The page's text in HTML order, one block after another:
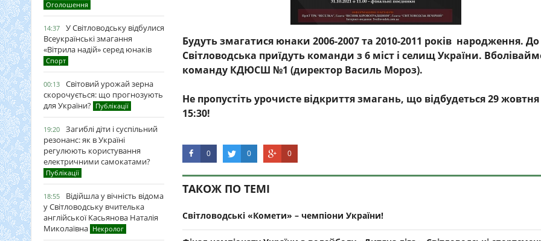
Оголошення
14:37
У Світловодську відбулися
Всеукраїнські змагання
«Вітрила надій» серед юнаків
Спорт
00:13
Світовий урожай зерна
скорочується: що прогнозують
для України? Публікації
19:20
Загиблі діти і суспільний
резонанс: як в Україні
регулюють користування
електричними самокатами?
Публікації
18:55
Відійшла у вічність відома
у Світловодську вчителька
англійської Касьянова Наталія
Миколаївна Некролог
Будуть змагатися юнаки 2006-2007та 2010-2011 років народження. До
Світловодська приїдуть команди з 6 міст і селищ України.
команду КДЮСШ №1 (директор Василь Мороз).
Не пропустіть урочисте відкриття змагань, що відбудеться 29
15:30!
0 0 0
ТАКОЖ ПО ТЕМІ
Світловодські «Комети» – чемпіони України!